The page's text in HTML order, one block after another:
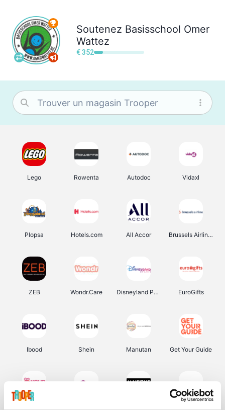
Soutenez Basisschool Omer
Wattez
€ 352
Lego Rowenta Autodoc Vidaxl
Plopsa Hotels.com All Accor Brussels Airlines
ZEB Wondr.Care Disneyland Paris EuroGifts
Ibood Shein Manutan Get Your Guide